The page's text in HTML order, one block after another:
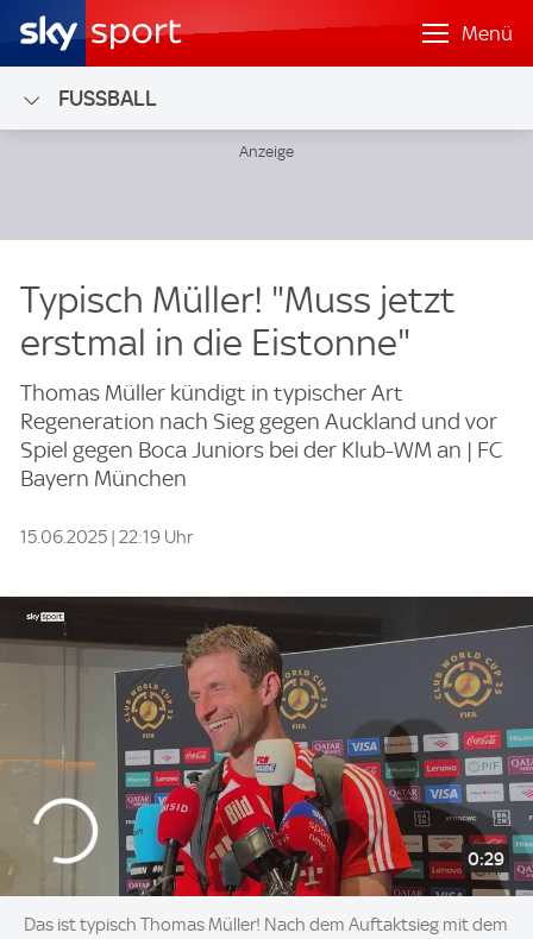
Menü
FUSSBALL
Typisch Müller! "Muss jetzt
erstmal in die Eistonne"
Thomas Müller kündigt in typischer Art
Regeneration nach Sieg gegen Auckland und vor
Spiel gegen Boca Juniors bei der Klub-WM an | FC
Bayern München
15.06.2025 | 22:19 Uhr
0:29
Das ist typisch Thomas Müller! Nach dem Auftaktsieg mit dem